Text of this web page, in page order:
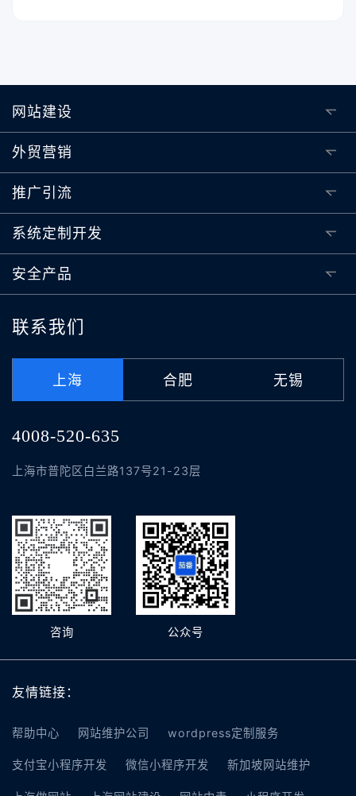
网站建设
外贸营销
推广引流
系统定制开发
安全产品
联系我们
上海 合肥 无锡
4008-520-635
上海市普陀区白兰路137号21-23层
咨询 公众号
友情链接：
帮助中心 网站维护公司 wordpress定制服务
支付宝小程序开发 微信小程序开发 新加坡网站维护